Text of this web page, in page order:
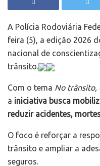
A Polícia Rodoviária
feira (5), a edição 2026
nacional de
trânsito.
Com o tema No trânsito,
a iniciativa busca
reduzir acidentes,
O foco é reforçar a
trânsito e ampliar a
seguros.